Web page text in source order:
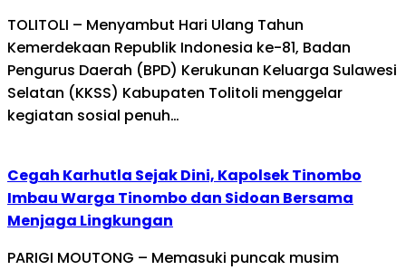
TOLITOLI – Menyambut Hari Ulang Tahun
Kemerdekaan Republik Indonesia ke-81, Badan
Pengurus Daerah (BPD) Kerukunan Keluarga Sulawesi
Selatan (KKSS) Kabupaten Tolitoli menggelar
kegiatan sosial penuh…
Cegah Karhutla Sejak Dini, Kapolsek Tinombo
Imbau Warga Tinombo dan Sidoan Bersama
Menjaga Lingkungan
PARIGI MOUTONG – Memasuki puncak musim